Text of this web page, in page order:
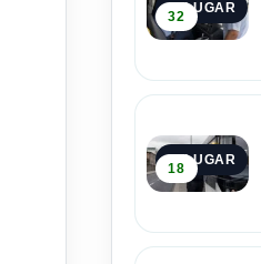
1º LUGAR
32
2º LUGAR
18